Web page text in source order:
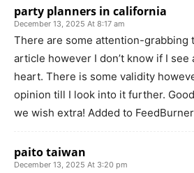
party planners in california
December 13, 2025 At 8:17 am
There are some attention-grabbing
article however I don’t know if I
heart. There is some validity
opinion till I look into it further.
we wish extra! Added to
paito taiwan
December 13, 2025 At 3:20 pm